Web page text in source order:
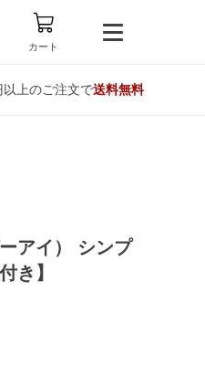
カート
上のご注文で送料無料
アイ） シンプ
き】